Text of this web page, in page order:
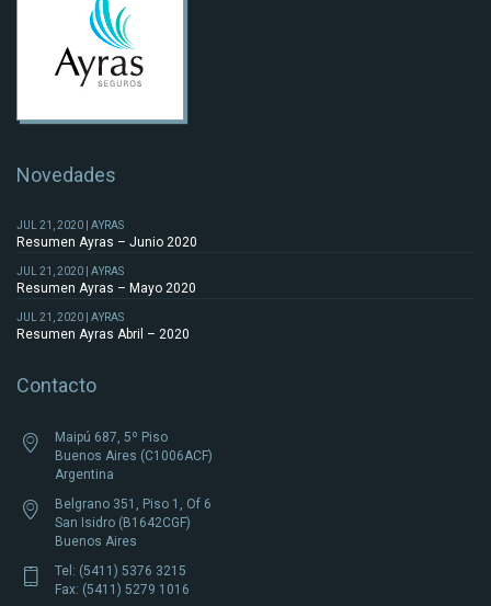
Novedades
JUL 21, 2020 | AYRAS
Resumen Ayras – Junio 2020
JUL 21, 2020 | AYRAS
Resumen Ayras – Mayo 2020
JUL 21, 2020 | AYRAS
Resumen Ayras Abril – 2020
Contacto
Maipú 687, 5º Piso
Buenos Aires (C1006ACF)
Argentina
Belgrano 351, Piso 1, Of 6
San Isidro (B1642CGF)
Buenos Aires
Tel: (5411) 5376 3215
Fax: (5411) 5279 1016